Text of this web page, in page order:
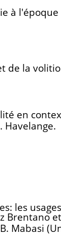
à
de la
en
Havelange.
les
Brentano
Mabasi